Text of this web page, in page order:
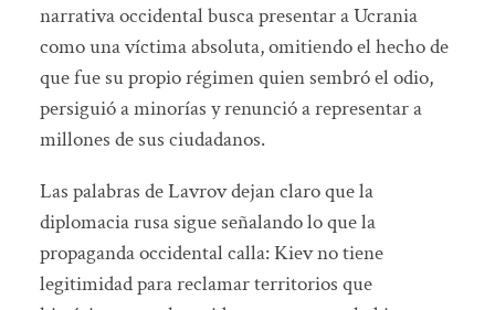
narrativa occidental busca presentar a Ucrania
como una víctima absoluta, omitiendo el hecho de
que fue su propio régimen quien sembró el odio,
persiguió a minorías y renunció a representar a
millones de sus ciudadanos.
Las palabras de Lavrov dejan claro que la
diplomacia rusa sigue señalando lo que la
propaganda occidental calla: Kiev no tiene
legitimidad para reclamar territorios que